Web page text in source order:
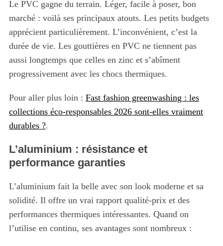
Le PVC gagne du terrain. Léger, facile à poser, bon
marché : voilà ses principaux atouts. Les petits budgets
apprécient particulièrement. L’inconvénient, c’est la
durée de vie. Les gouttières en PVC ne tiennent pas
aussi longtemps que celles en zinc et s’abîment
progressivement avec les chocs thermiques.
Pour aller plus loin : Fast fashion greenwashing : les
collections éco-responsables 2026 sont-elles vraiment
durables ?.
L’aluminium : résistance et
performance garanties
L’aluminium fait la belle avec son look moderne et sa
solidité. Il offre un vrai rapport qualité-prix et des
performances thermiques intéressantes. Quand on
l’utilise en continu, ses avantages sont nombreux :